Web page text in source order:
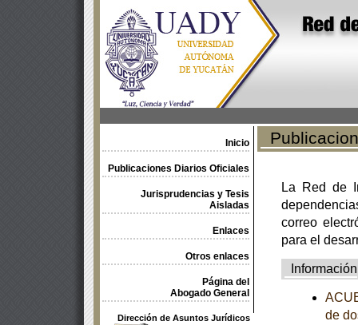
Inicio
Publicaciones Diarios Oficiales
Jurisprudencias y Tesis
Aisladas
Enlaces
Otros enlaces
Página del
Abogado General
Dirección de Asuntos Jurídicos
La Red de
correo
para el
Información
de